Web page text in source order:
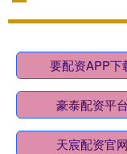
要配资APP下
豪泰配资平台
天宸配资官网